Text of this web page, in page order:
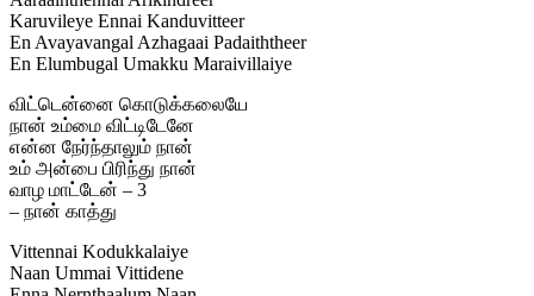
Karuvileye Ennai Kanduvitteer
En Avayavangal Azhagaai Padaiththeer
En Elumbugal Umakku Maraivillaiye
விட்டென்னை கொடுக்கலையே
நான் உம்மை விட்டிடேனே
என்ன நேர்ந்தாலும் நான்
உம் அன்பை பிரிந்து நான்
வாழ மாட்டேன் – 3
– நான் காத்து
Vittennai Kodukkalaiye
Naan Ummai Vittidene